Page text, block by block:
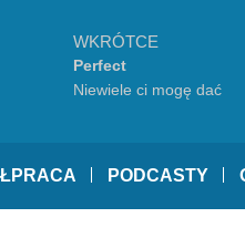
WKRÓTCE
Perfect
Niewiele ci mogę dać
PODCASTY